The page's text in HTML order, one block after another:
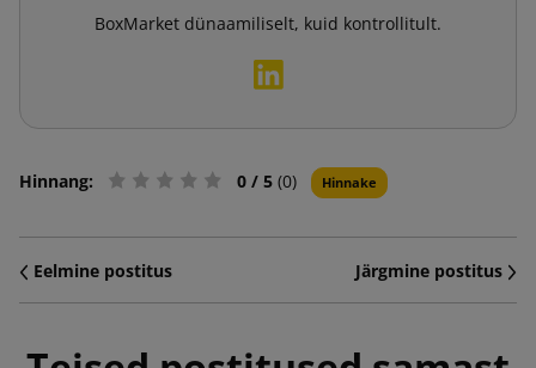
BoxMarket dünaamiliselt, kuid kontrollitult.
Hinnang: 0 / 5 (0) Hinnake
Eelmine postitus Järgmine postitus